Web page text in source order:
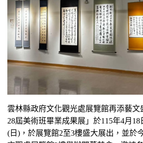
雲林縣政府文化觀光處展覽館再添藝文
28屆美術班畢業成果展」於115年4月18
(日)，於展覽館2至3樓盛大展出，並於